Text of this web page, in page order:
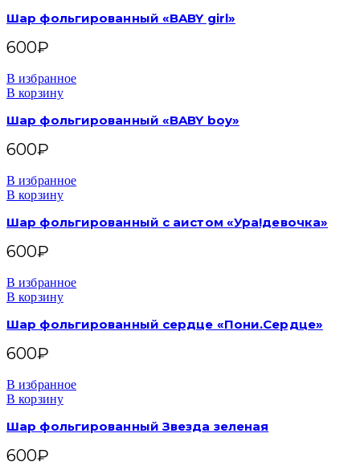
Шар фольгированный «BABY girl»
600₽
В избранное
В корзину
Шар фольгированный «BABY boy»
600₽
В избранное
В корзину
Шар фольгированный с аистом «Ура!девочка»
600₽
В избранное
В корзину
Шар фольгированный сердце «Пони.Сердце»
600₽
В избранное
В корзину
Шар фольгированный Звезда зеленая
600₽